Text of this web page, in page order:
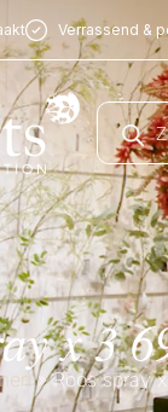
Verrassend &
x 3
»Roos spray